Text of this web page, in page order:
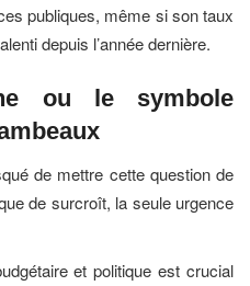
publiques, même si son taux
depuis l’année dernière.
ou le symbole
de mettre cette question de
de surcroît, la seule urgence
et politique est crucial